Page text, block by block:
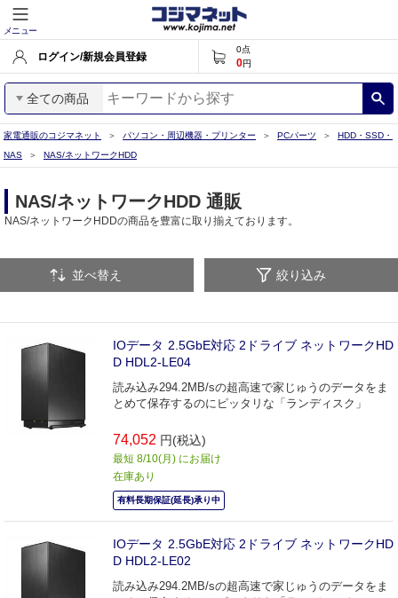
メニュー
ログイン/新規会員登録
0点
0円
全ての商品
家電通販のコジマネット パソコン・周辺機器・プリンター PCパーツ
HDD・SSD・
NAS
NAS/ネットワークHDD
NAS/ネットワークHDD 通販
NAS/ネットワークHDDの商品を豊富に取り揃えております。
並べ替え 絞り込み
IOデータ 2.5GbE対応 2ドライブ ネットワークHD
D HDL2-LE04
読み込み294.2MB/sの超高速で家じゅうのデータをま
とめて保存するのにピッタリな「ランディスク」
74,052 円(税込)
最短 8/10(月) にお届け
在庫あり
有料長期保証(延長)承り中
IOデータ 2.5GbE対応 2ドライブ ネットワークHD
D HDL2-LE02
読み込み294.2MB/sの超高速で家じゅうのデータをま